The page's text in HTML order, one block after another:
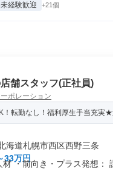
経験歓迎 +21個
舗スタッフ(正社員)
ポレーション
！転勤なし！福利厚生手当充実
海道札幌市西区西野三条
33万円
材 ・前向き・プラス発想：